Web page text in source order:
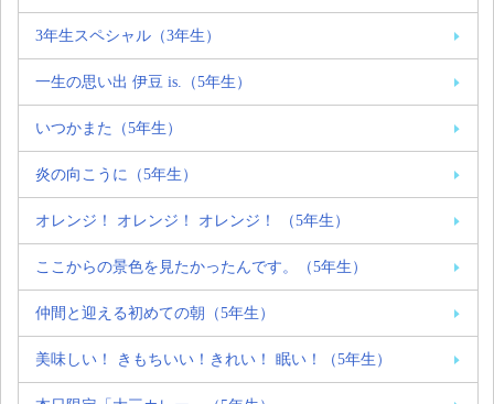
3年生スペシャル（3年生）
一生の思い出 伊豆 is.（5年生）
いつかまた（5年生）
炎の向こうに（5年生）
オレンジ！ オレンジ！ オレンジ！ （5年生）
ここからの景色を見たかったんです。（5年生）
仲間と迎える初めての朝（5年生）
美味しい！ きもちいい！きれい！ 眠い！（5年生）